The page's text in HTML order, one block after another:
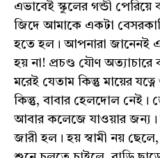
এভাবেই স্কুলের গন্ডী
জিদে আমাকে একটা
হতে হল। আপনারা জানেনই
হয় না! প্রচণ্ড যৌণ অত্যাচারে
মরেই যেতাম কিন্তু মায়ের
কিন্তু, বাবার হেলদোল
আবার কলেজে যাওয়ার জন্য।
জারী হল। হয় স্বামী নয়